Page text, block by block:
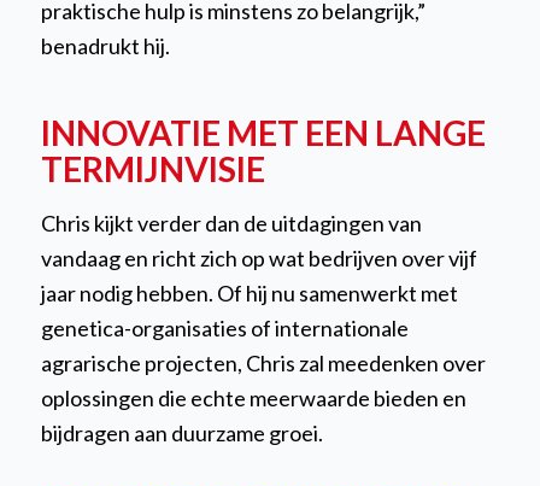
praktische hulp is minstens zo belangrijk,”
benadrukt hij.
INNOVATIE MET EEN LANGE
TERMIJNVISIE
Chris kijkt verder dan de uitdagingen van
vandaag en richt zich op wat bedrijven over vijf
jaar nodig hebben. Of hij nu samenwerkt met
genetica-organisaties of internationale
agrarische projecten, Chris zal meedenken over
oplossingen die echte meerwaarde bieden en
bijdragen aan duurzame groei.